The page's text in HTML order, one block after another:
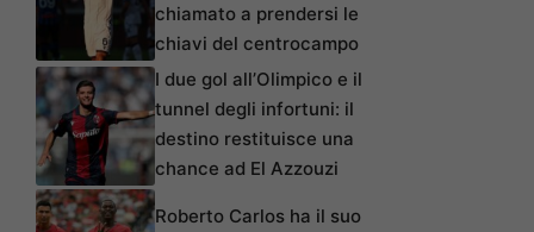
chiamato a prendersi le
chiavi del centrocampo
I due gol all’Olimpico e il
tunnel degli infortuni: il
destino restituisce una
chance ad El Azzouzi
Roberto Carlos ha il suo